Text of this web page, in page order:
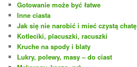
Gotowanie może być łatwe
Inne ciasta
Jak się nie narobić i mieć czystą chatę
Kotleciki, placuszki, racuszki
Kruche na spody i blaty
Lukry, polewy, masy – do ciast